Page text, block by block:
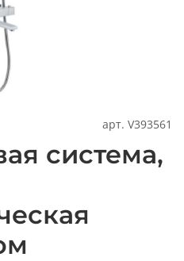
арт. V393561
система,